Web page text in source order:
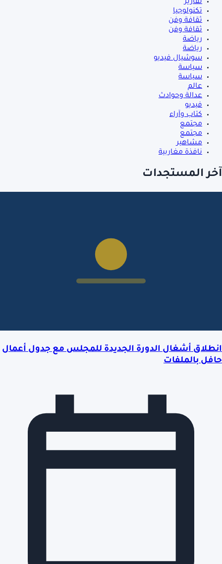
تقارير
تكنولوجيا
ثقافة وفن
ثقافة وفن
رياضة
رياضة
سوشيال فيديو
سياسة
سياسة
عالم
عدالة وحوادث
فيديو
كتاب وآراء
مجتمع
مجتمع
مشاهير
نافذة مغاربية
آخر المستجدات
انطلاق أشغال الدورة الجديدة للمجلس مع جدول أعمال
حافل بالملفات